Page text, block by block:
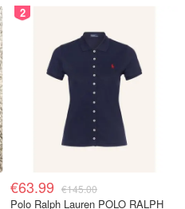
2
€63.99 €145.00
Polo Ralph Lauren POLO RALPH